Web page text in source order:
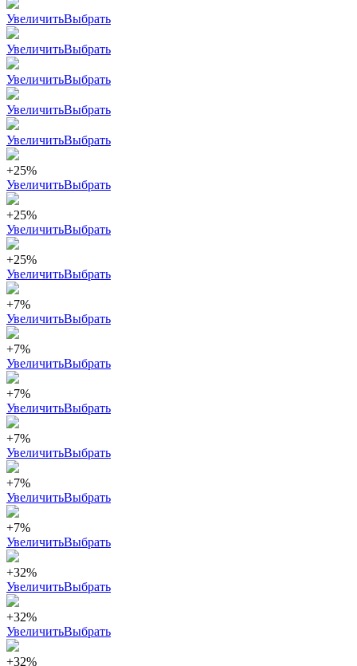
УвеличитьВыбрать
УвеличитьВыбрать
УвеличитьВыбрать
УвеличитьВыбрать
УвеличитьВыбрать
+25%
УвеличитьВыбрать
+25%
УвеличитьВыбрать
+25%
УвеличитьВыбрать
+7%
УвеличитьВыбрать
+7%
УвеличитьВыбрать
+7%
УвеличитьВыбрать
+7%
УвеличитьВыбрать
+7%
УвеличитьВыбрать
+7%
УвеличитьВыбрать
+32%
УвеличитьВыбрать
+32%
УвеличитьВыбрать
+32%